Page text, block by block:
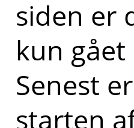
siden er
kun gået
Senest
starten